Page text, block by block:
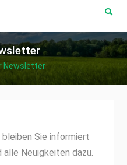
Newsletter
Sie informiert
Neuigkeiten dazu.